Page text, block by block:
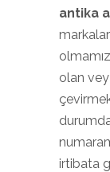
antika
olan
irtibata